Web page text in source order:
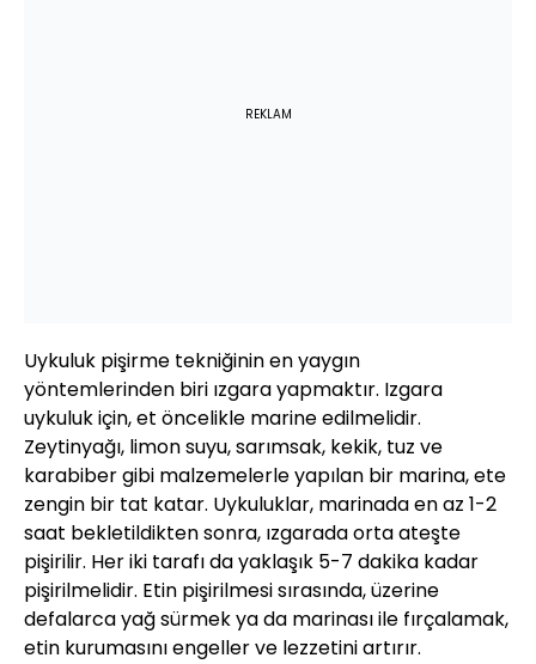
REKLAM
Uykuluk pişirme tekniğinin en yaygın
yöntemlerinden biri ızgara yapmaktır. Izgara
uykuluk için, et öncelikle marine edilmelidir.
Zeytinyağı, limon suyu, sarımsak, kekik, tuz ve
karabiber gibi malzemelerle yapılan bir marina, ete
zengin bir tat katar. Uykuluklar, marinada en az 1-2
saat bekletildikten sonra, ızgarada orta ateşte
pişirilir. Her iki tarafı da yaklaşık 5-7 dakika kadar
pişirilmelidir. Etin pişirilmesi sırasında, üzerine
defalarca yağ sürmek ya da marinası ile fırçalamak,
etin kurumasını engeller ve lezzetini artırır.